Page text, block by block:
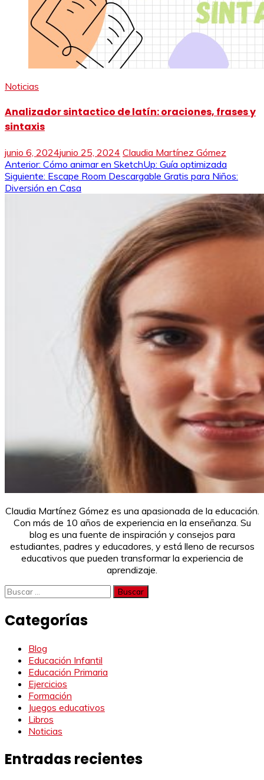
Noticias
Analizador sintactico de latín: oraciones, frases y
sintaxis
junio 6, 2024junio 25, 2024 Claudia Martínez Gómez
Navegación
de
Anterior: Cómo animar en SketchUp: Guía optimizada
Siguiente: Escape Room Descargable Gratis para Niños:
Diversión en Casa
Claudia Martínez Gómez es una apasionada de la educación.
Con más de 10 años de experiencia en la enseñanza. Su
blog es una fuente de inspiración y consejos para
estudiantes, padres y educadores, y está lleno de recursos
educativos que pueden transformar la experiencia de
aprendizaje.
Buscar:
Categorías
Blog
Educación Infantil
Educación Primaria
Ejercicios
Formación
Juegos educativos
Libros
Noticias
Entradas recientes